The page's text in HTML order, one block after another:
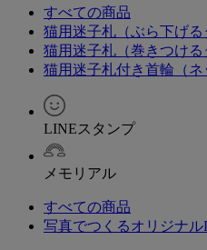
すべての商品
猫用迷子札（ぶら下げる
猫用迷子札（巻きつける
猫用迷子札付き首輪（ネ
LINEスタンプ
メモリアル
すべての商品
写真でつくるオリジナ